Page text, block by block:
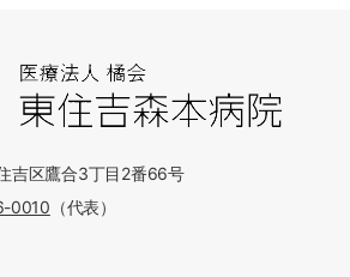
吉区鷹合3丁目2番66号
0010 （代表）